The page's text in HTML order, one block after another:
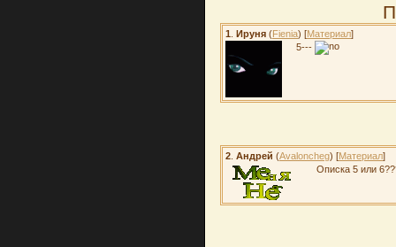
1 Ируня (Fienia) [Материал]
5---
2 Андрей (Avaloncheg) [Материал]
Описка 5 или